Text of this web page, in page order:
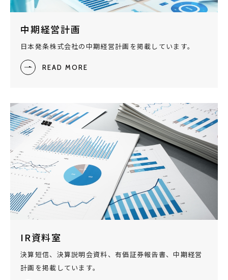
中期経営計画
日本発条株式会社の中期経営計画を掲載しています。
READ MORE
IR資料室
決算短信、決算説明会資料、有価証券報告書、中期経営
計画を掲載しています。